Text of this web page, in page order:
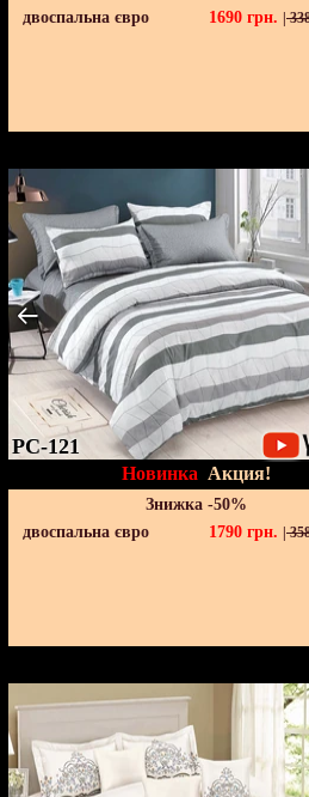
двоспальна євро
1690 грн.
PC-121
Новинка Акция!
Знижка -50%
двоспальна євро
1790 грн.